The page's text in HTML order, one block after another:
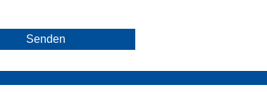
Senden